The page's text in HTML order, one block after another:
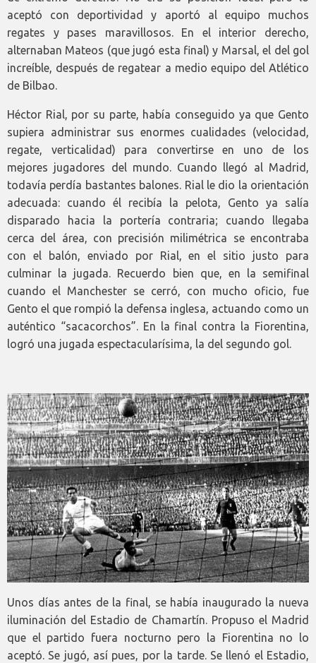
aceptó con deportividad y aportó al equipo muchos
regates y pases maravillosos. En el interior derecho,
alternaban Mateos (que jugó esta final) y Marsal, el del gol
increíble, después de regatear a medio equipo del Atlético
de Bilbao.
Héctor Rial, por su parte, había conseguido ya que Gento
supiera administrar sus enormes cualidades (velocidad,
regate, verticalidad) para convertirse en uno de los
mejores jugadores del mundo. Cuando llegó al Madrid,
todavía perdía bastantes balones. Rial le dio la orientación
adecuada: cuando él recibía la pelota, Gento ya salía
disparado hacia la portería contraria; cuando llegaba
cerca del área, con precisión milimétrica se encontraba
con el balón, enviado por Rial, en el sitio justo para
culminar la jugada. Recuerdo bien que, en la semifinal
cuando el Manchester se cerró, con mucho oficio, fue
Gento el que rompió la defensa inglesa, actuando como un
auténtico “sacacorchos”. En la final contra la Fiorentina,
logró una jugada espectacularísima, la del segundo gol.
Unos días antes de la final, se había inaugurado la nueva
iluminación del Estadio de Chamartín. Propuso el Madrid
que el partido fuera nocturno pero la Fiorentina no lo
aceptó. Se jugó, así pues, por la tarde. Se llenó el Estadio,